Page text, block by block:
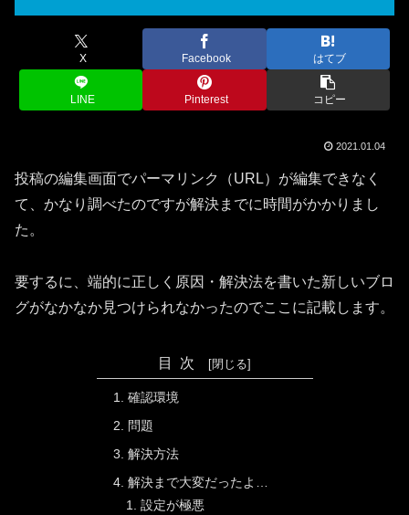
X Facebook はてブ
LINE Pinterest コピー
2021.01.04
投稿の編集画面でパーマリンク（URL）が編集できなく
て、かなり調べたのですが解決までに時間がかかりまし
た。
要するに、端的に正しく原因・解決法を書いた新しいブロ
グがなかなか見つけられなかったのでここに記載します。
目次
確認環境
問題
解決方法
解決まで大変だったよ…
設定が極悪